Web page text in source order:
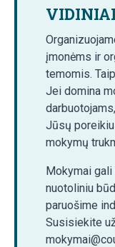
įmonėms ir
temomis.
Jei domina
Jūsų
mokymų
Mokymai
nuotoliniu
paruošime
Susisiekite